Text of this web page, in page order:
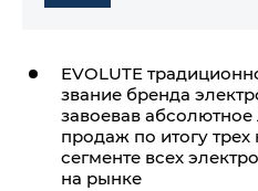
EVOLUTE
звание бренда
завоевав
продаж по итогу трех
сегменте всех
на рынке